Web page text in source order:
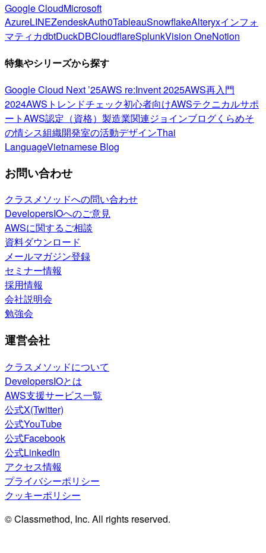
Google CloudMicrosoft
AzureLINEZendeskAuth0TableauSnowflakeAlteryxインフォ
マティカdbtDuckDBCloudflareSplunkVision OneNotion
特集やシリーズから探す
Google Cloud Next ’25AWS re:Invent 2025AWS再入門
2024AWSトレンドチェック初心者向けAWSテクニカルサポ
ートAWS認定（資格） 製造業関連ジョインブログくらめそ
の情シス組織開発室の活動デザインThai
LanguageVietnamese Blog
お問い合わせ
クラスメソッドへの問い合わせ
DevelopersIOへのご意見
AWSに関するご相談
資料ダウンロード
メールマガジン登録
セミナー情報
採用情報
会社説明会
勉強会
運営会社
クラスメソッドについて
DevelopersIOとは
AWS支援サービス一覧
公式X(Twitter)
公式YouTube
公式Facebook
公式LinkedIn
アクセス情報
プライバシーポリシー
クッキーポリシー
© Classmethod, Inc. All rights reserved.